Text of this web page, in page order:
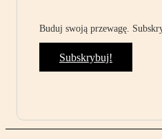
Buduj swoją przewagę.
Subskrybuj!